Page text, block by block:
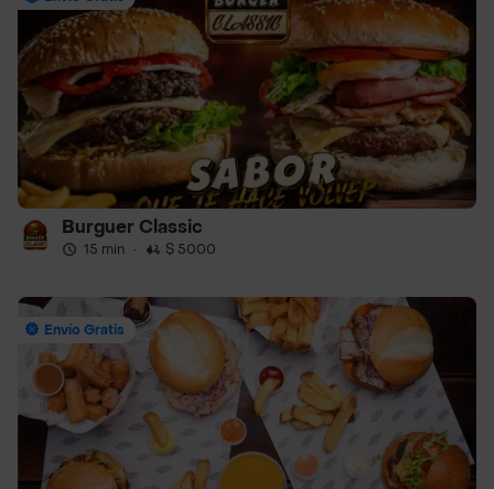
Burguer Classic
15 min · $ 5000
Envío Gratis